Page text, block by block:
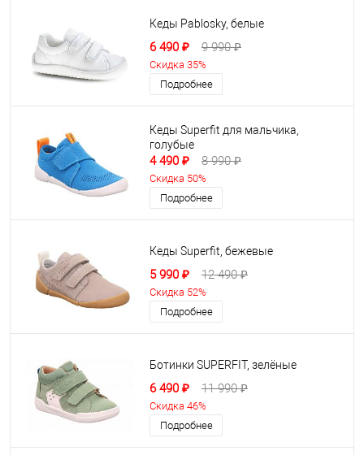
Кеды Pablosky, белые
6 490 ₽ 9 990 ₽
Скидка 35%
Подробнее
Кеды Superfit для мальчика,
голубые
4 490 ₽ 8 990 ₽
Скидка 50%
Подробнее
Кеды Superfit, бежевые
5 990 ₽ 12 490 ₽
Скидка 52%
Подробнее
Ботинки SUPERFIT, зелёные
6 490 ₽ 11 990 ₽
Скидка 46%
Подробнее